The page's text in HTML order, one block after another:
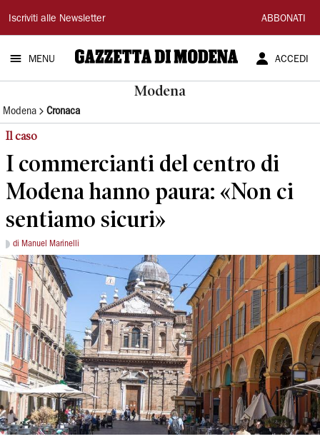
Gazzetta
di
Modena
Iscriviti alle Newsletter ABBONATI
MENU ACCEDI
Modena
Modena Cronaca
Il caso
I commercianti del centro di
Modena hanno paura: «Non ci
sentiamo sicuri»
di Manuel Marinelli